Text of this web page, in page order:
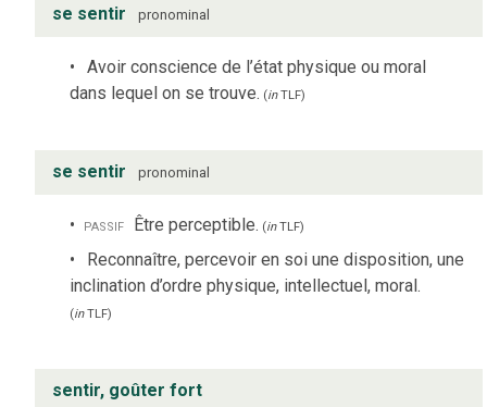
se sentir pronominal
Avoir conscience de l’état physique ou moral
dans lequel on se trouve. (inTLF)
se sentir pronominal
passif Être perceptible. (inTLF)
Reconnaître, percevoir en soi une disposition, une
inclination d’ordre physique, intellectuel, moral.
(inTLF)
sentir, goûter fort